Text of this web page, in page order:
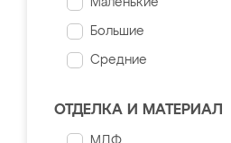
Маленькие
Большие
Средние
ОТДЕЛКА И МАТЕРИАЛ